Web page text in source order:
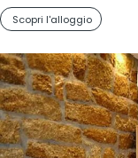
Scopri l'alloggio